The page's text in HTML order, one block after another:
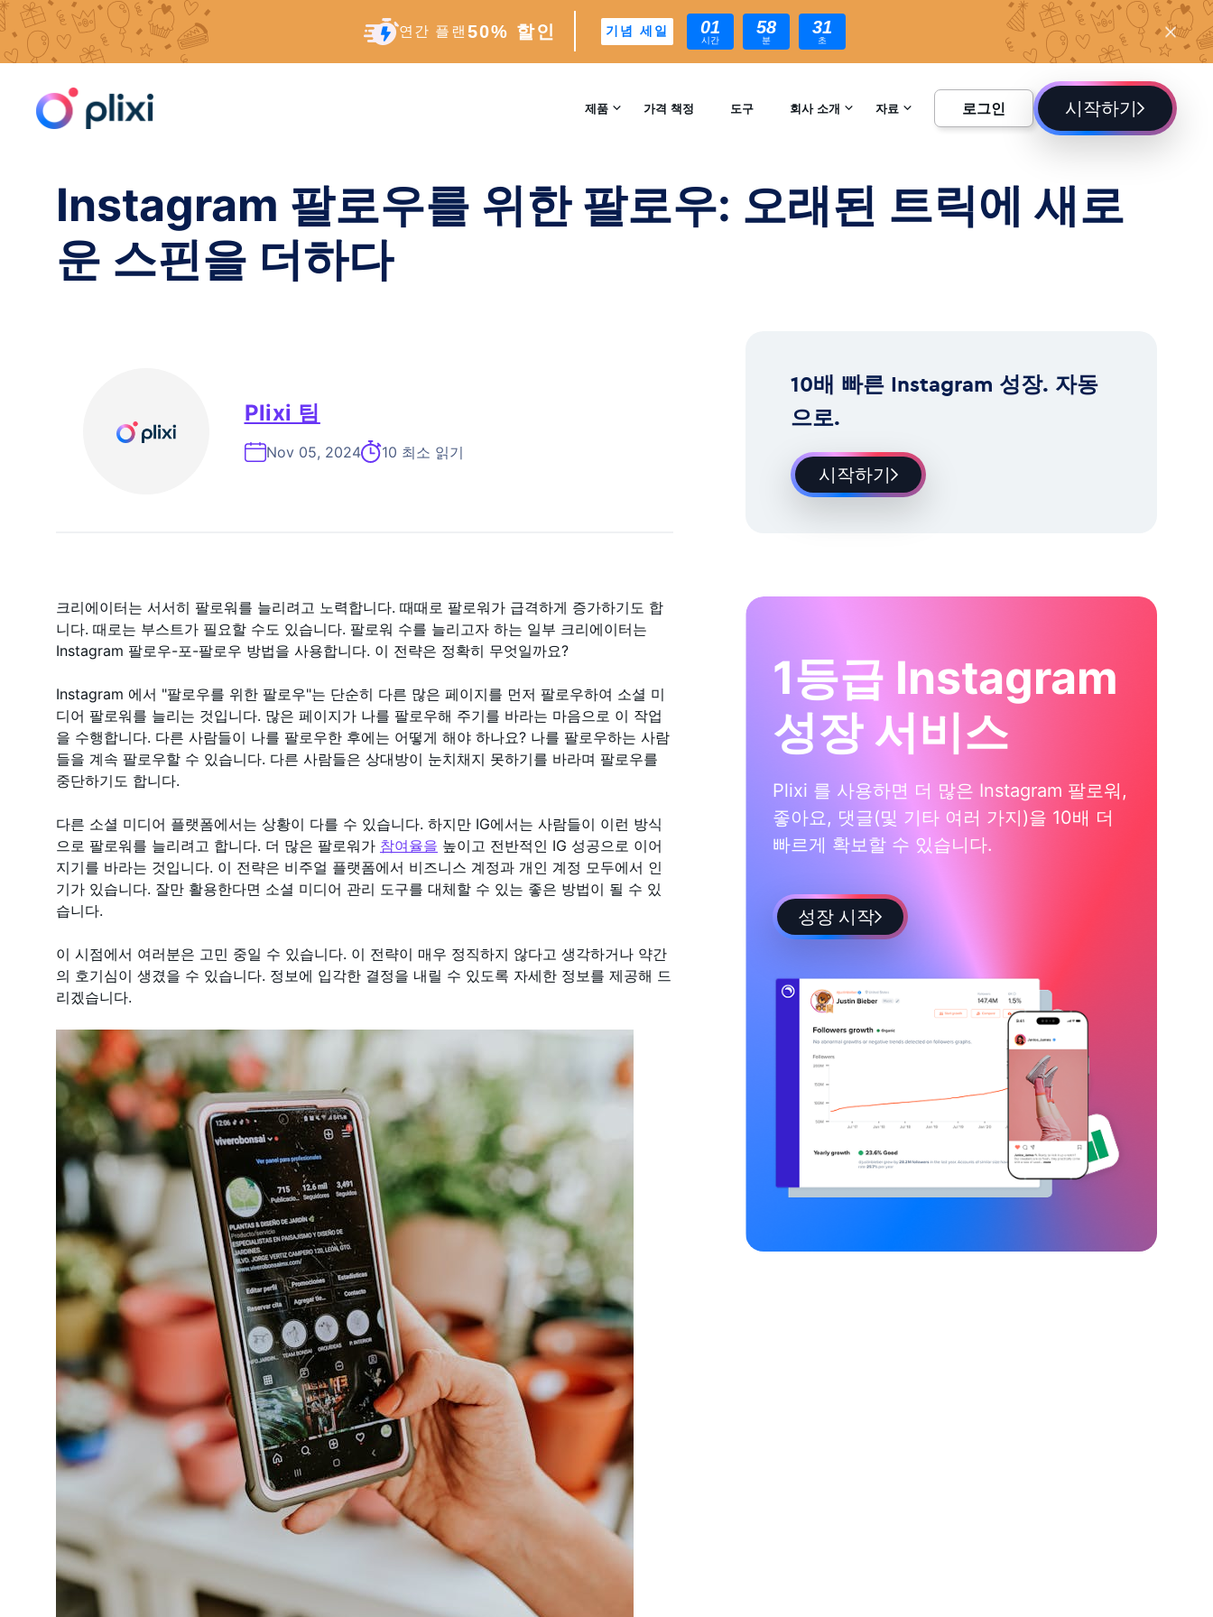
50% 할인
연간 플랜 기념 세일 01
시간
58
분
30
초
제품
자동 AI 기반 성장 엔진
가격 책정 도구 회사 소개
리뷰
자료
블로그
로그인 시작하기
홈/ 리소스 Instagram 팔로우를 위한 팔로우: 오래된 트릭에 대한 새로운 해석
Instagram 팔로우를 위한 팔로우: 오래된 트릭에 새로
운 스핀을 더하다
Plixi 팀
Nov 05, 2024 10 최소 읽기
10배 빠른 Instagram 성장. 자동
으로.
시작하기
크리에이터는 서서히 팔로워를 늘리려고 노력합니다. 때때로 팔로워가 급격하게 증가하기도 합
니다. 때로는 부스트가 필요할 수도 있습니다. 팔로워 수를 늘리고자 하는 일부 크리에이터는
Instagram 팔로우-포-팔로우 방법을 사용합니다. 이 전략은 정확히 무엇일까요?
Instagram 에서 "팔로우를 위한 팔로우"는 단순히 다른 많은 페이지를 먼저 팔로우하여 소셜 미
디어 팔로워를 늘리는 것입니다. 많은 페이지가 나를 팔로우해 주기를 바라는 마음으로 이 작업
을 수행합니다. 다른 사람들이 나를 팔로우한 후에는 어떻게 해야 하나요? 나를 팔로우하는 사람
들을 계속 팔로우할 수 있습니다. 다른 사람들은 상대방이 눈치채지 못하기를 바라며 팔로우를
중단하기도 합니다.
다른 소셜 미디어 플랫폼에서는 상황이 다를 수 있습니다. 하지만 IG에서는 사람들이 이런 방식
으로 팔로워를 늘리려고 합니다. 더 많은 팔로워가 참여율을 높이고 전반적인 IG 성공으로 이어
지기를 바라는 것입니다. 이 전략은 비주얼 플랫폼에서 비즈니스 계정과 개인 계정 모두에서 인
기가 있습니다. 잘만 활용한다면 소셜 미디어 관리 도구를 대체할 수 있는 좋은 방법이 될 수 있
습니다.
이 시점에서 여러분은 고민 중일 수 있습니다. 이 전략이 매우 정직하지 않다고 생각하거나 약간
의 호기심이 생겼을 수 있습니다. 정보에 입각한 결정을 내릴 수 있도록 자세한 정보를 제공해 드
리겠습니다.
1등급 Instagram
성장 서비스
Plixi 를 사용하면 더 많은 Instagram 팔로워,
좋아요, 댓글(및 기타 여러 가지)을 10배 더
빠르게 확보할 수 있습니다.
성장 시작